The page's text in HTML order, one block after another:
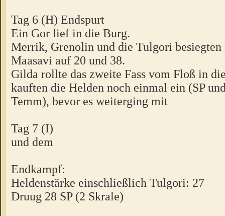
Tag 6 (H) Endspurt
Ein Gor lief in die Burg.
Merrik, Grenolin und die Tulgori besiegten
Maasavi auf 20 und 38.
Gilda rollte das zweite Fass vom Floß in
kauften die Helden noch einmal ein (SP
Temm), bevor es weiterging mit
Tag 7 (I)
und dem
Endkampf:
Heldenstärke einschließlich Tulgori: 27
Druug 28 SP (2 Skrale)